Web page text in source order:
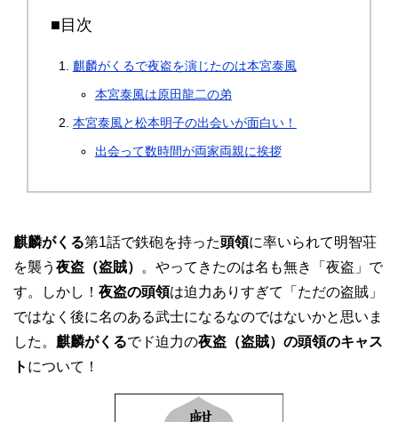
■目次
麒麟がくるで夜盗を演じたのは本宮泰風
本宮泰風は原田龍二の弟
本宮泰風と松本明子の出会いが面白い！
出会って数時間が両家両親に挨拶
麒麟がくる第1話で鉄砲を持った頭領に率いられて明智荘
を襲う 夜盗（盗賊）
。やってきたのは名も無き「夜盗」で
す。しかし！ 夜盗の頭領は迫力ありすぎて「ただの盗賊」
ではなく後に名のある武士になるなのではないかと思いま
した。
麒麟がくるでド迫力の夜盗（盗賊）の頭領のキャス
ト について！